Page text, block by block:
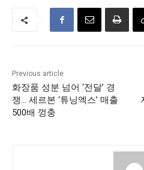
Previous article
화장품 성분 넘어 ‘전달’ 경
쟁… 세르본 ‘튜닝엑스’ 매출
500배 껑충